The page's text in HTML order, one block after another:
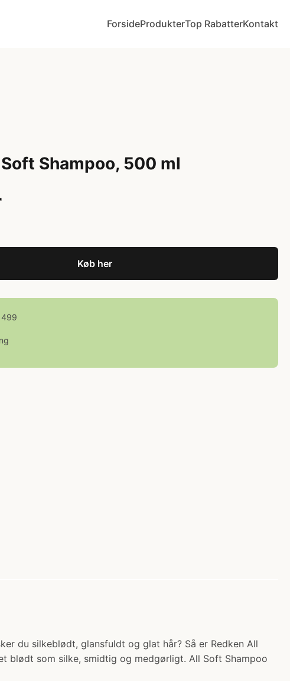
ForsideProdukterTop RabatterKontakt
Shampoo, 500 ml
Køb her
499
du silkeblødt, glansfuldt og glat hår? Så er Redken All
blødt som silke, smidtig og medgørligt. All Soft Shampoo